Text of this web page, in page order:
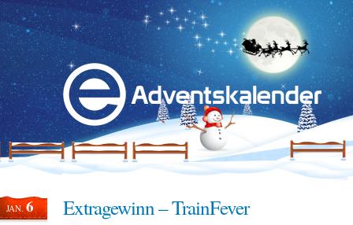
JAN.6 Extragewinn – TrainFever